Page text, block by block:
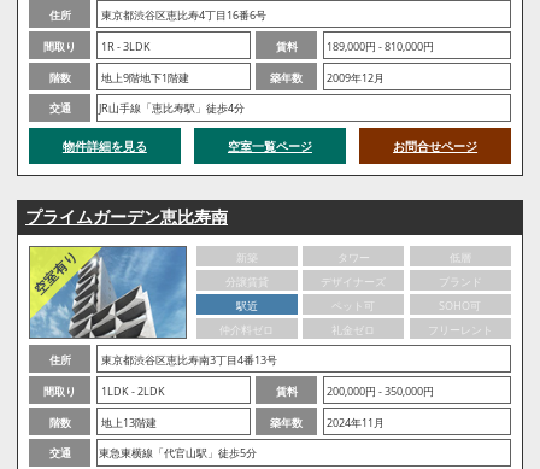
住所
東京都渋谷区恵比寿4丁目16番6号
間取り
1R - 3LDK 賃料
189,000円 - 810,000円
階数
地上9階地下1階建 築年数
2009年12月
交通
JR山手線「恵比寿駅」徒歩4分
物件詳細を見る 空室一覧ページ お問合せページ
プライムガーデン恵比寿南
新築 タワー
低層
分譲賃貸
デザイナーズ
ブランド
駅近
ペット可
SOHO可
仲介料ゼロ
礼金ゼロ
フリーレント
住所
東京都渋谷区恵比寿南3丁目4番13号
間取り
1LDK - 2LDK 賃料
200,000円 - 350,000円
階数
地上13階建 築年数
2024年11月
交通
東急東横線「代官山駅」徒歩5分